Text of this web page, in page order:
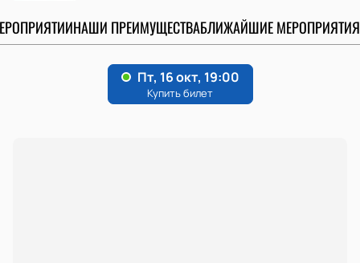
НАШИ ПРЕИМУЩЕСТВАБЛИЖАЙШИЕ МЕРОПРИЯТИЯ